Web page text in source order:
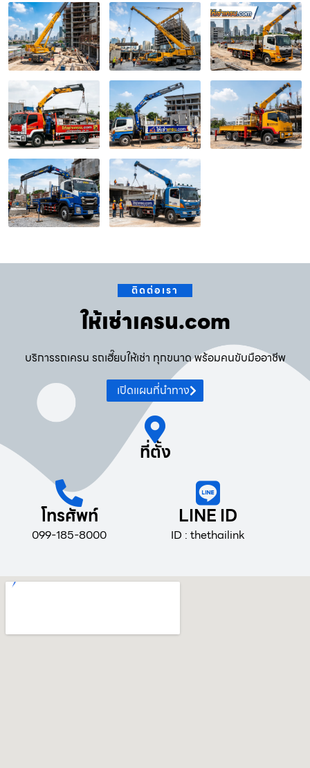
ติดต่อเรา
ให้เช่าเครน.com
บริการรถเครน รถเฮี๊ยบให้เช่า ทุกขนาด พร้อมคนขับมืออาชีพ
เปิดแผนที่นำทาง
ที่ตั้ง
โทรศัพท์
099-185-8000
LINE ID
ID : thethailink